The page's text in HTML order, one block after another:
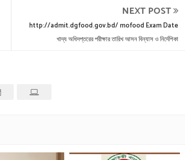
NEXT POST
http://admit.dgfood.gov.bd/ mofood Exam Date
খাদ্য অধিদপ্তরের পরীক্ষার তারিখ আসন বিন্যাস ও নির্দেশিকা